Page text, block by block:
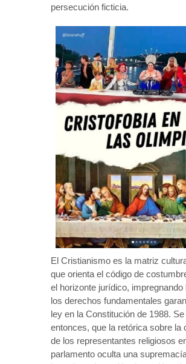
persecución ficticia.
El Cristianismo es la matriz
que orienta el código de
el horizonte jurídico, impregnando
los derechos fundamentales
ley en la Constitución de 1988.
entonces, que la retórica sobre la
de los representantes religiosos
parlamento oculta una